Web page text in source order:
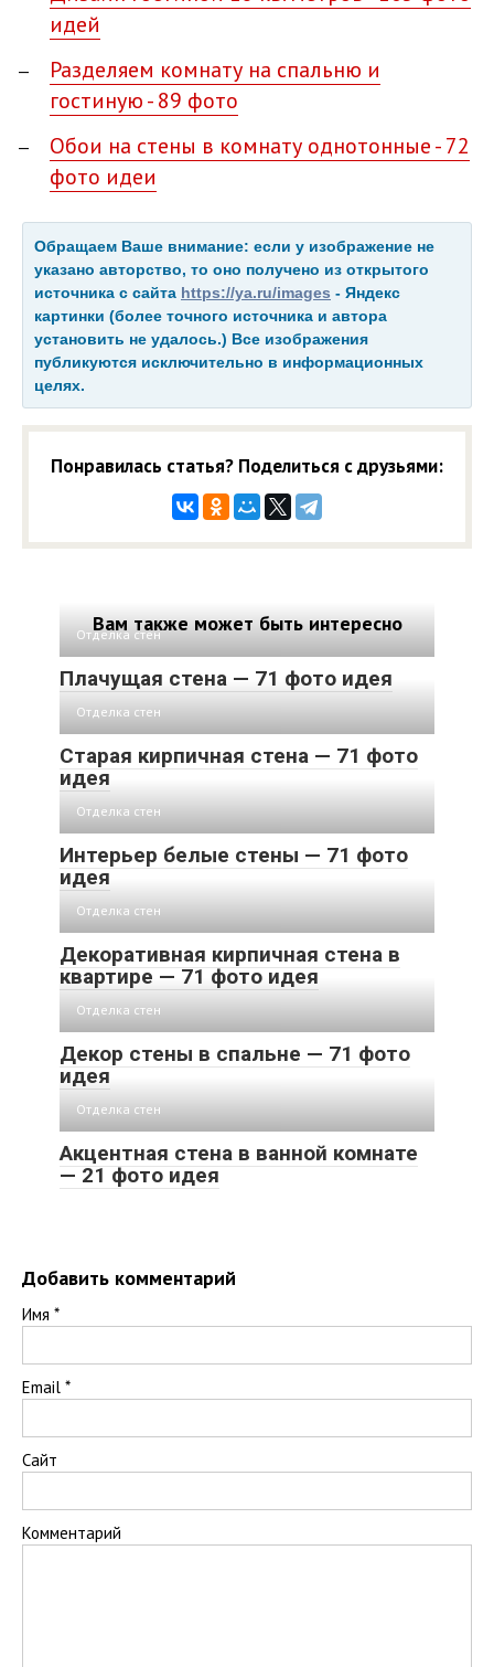
идей
Разделяем комнату на спальню и
гостиную - 89 фото
Обои на стены в комнату однотонные - 72
фото идеи
Обращаем Ваше внимание: если у изображение не
указано авторство, то оно получено из открытого
источника с сайта https://ya.ru/images - Яндекс
картинки (более точного источника и автора
установить не удалось.) Все изображения
публикуются исключительно в информационных
целях.
Понравилась статья? Поделиться с друзьями:
Вам также может быть интересно
Отделка стен
Плачущая стена — 71 фото идея
Отделка стен
Старая кирпичная стена — 71 фото
идея
Отделка стен
Интерьер белые стены — 71 фото
идея
Отделка стен
Декоративная кирпичная стена в
квартире — 71 фото идея
Отделка стен
Декор стены в спальне — 71 фото
идея
Отделка стен
Акцентная стена в ванной комнате
— 21 фото идея
Добавить комментарий
Имя *
Email *
Сайт
Комментарий